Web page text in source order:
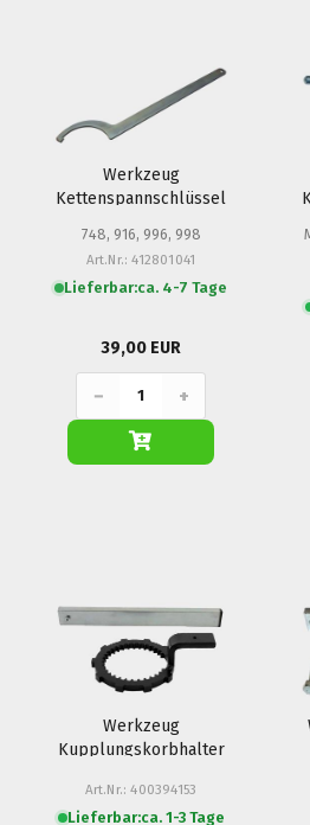
Werkzeug
Kettenspannschlüssel
748, 916, 996, 998
Art.Nr.: 412801041
Lieferbar:ca. 4-7 Tage
39,00 EUR
− +
Werkzeug
Kupplungskorbhalter
Art.Nr.: 400394153
Lieferbar:ca. 1-3 Tage